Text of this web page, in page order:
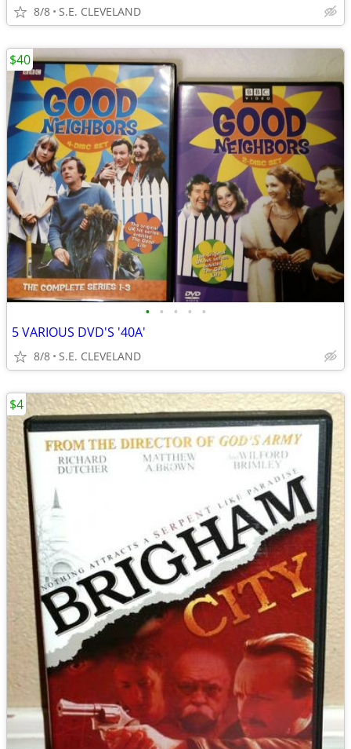
8/8 S.E. CLEVELAND
• • • • •
5 VARIOUS DVD'S '40A'
8/8 S.E. CLEVELAND
$40
$4